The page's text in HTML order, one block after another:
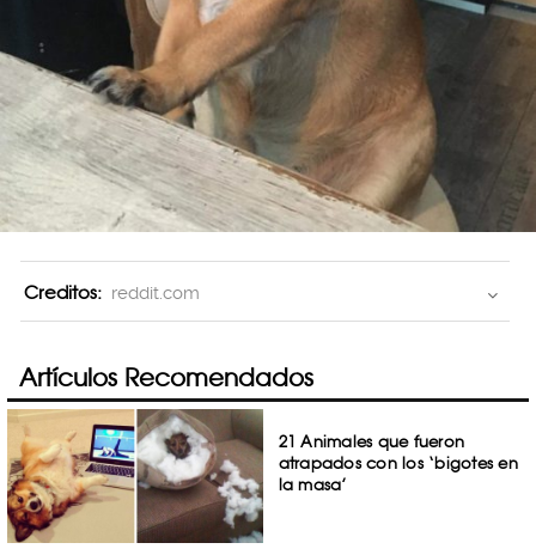
Creditos: reddit.com
Artículos Recomendados
21 Animales que fueron
atrapados con los ‘bigotes en
la masa’